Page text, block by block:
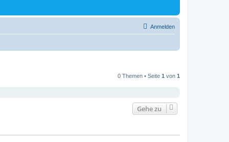
Anmelden
0 Themen • Seite 1 von 1
Gehe zu